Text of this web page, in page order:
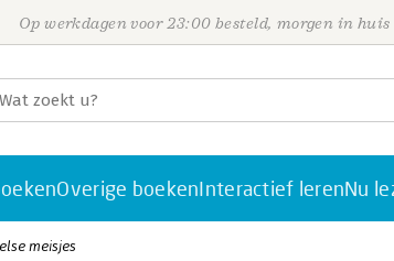
Op werkdagen voor 23:00 besteld, morgen in huis
Overige boekenInteractief lerenNu
meisjes